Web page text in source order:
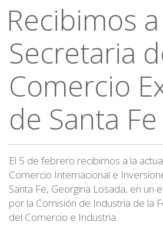
Recibimos
Secretaria
Comercio
de Santa Fe
El 5 de febrero recibimos a la
Comercio Internacional e
Santa Fe, Georgina Losada, en un
por la Comisión de Industria de la
del Comercio e Industria.